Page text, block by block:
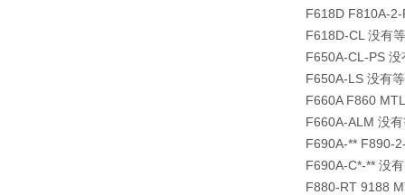
F618D F810A-
F618D-CL 没有
F650A-CL-PS
F650A-LS 没有
F660A F860
F660A-ALM 没
F690A-** F890-
F690A-C*-** 没
F880-RT 9188